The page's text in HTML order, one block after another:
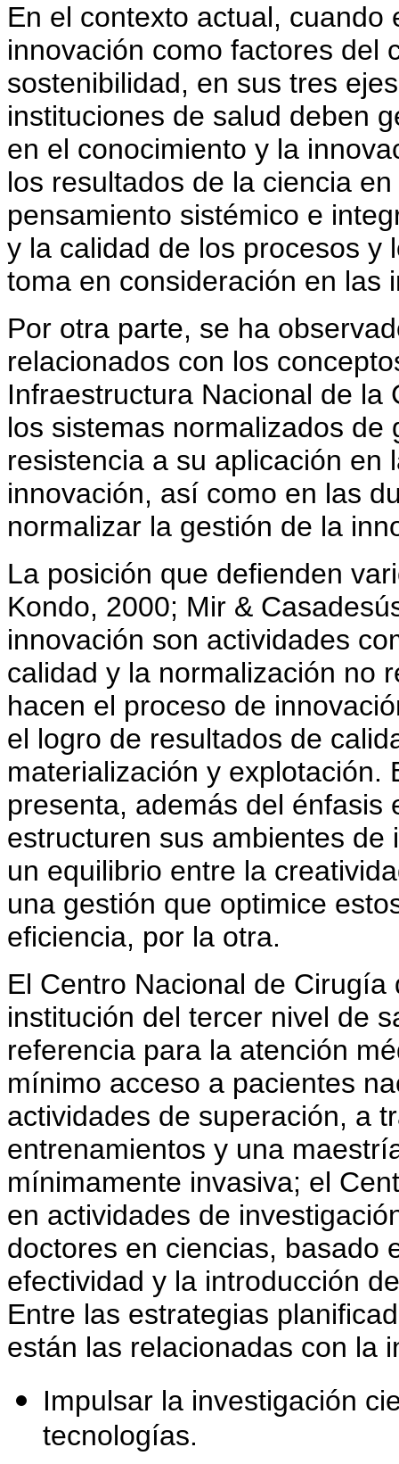
En el contexto actual,
innovación como factores del
sostenibilidad, en sus tres
instituciones de salud deben
en el conocimiento y la
los resultados de la ciencia
pensamiento sistémico e
y la calidad de los procesos y
toma en consideración en las
Por otra parte, se ha
relacionados con los
Infraestructura Nacional de
los sistemas normalizados
resistencia a su aplicación en
innovación, así como en las
normalizar la gestión de la
La posición que defienden
Kondo, 2000; Mir &
innovación son actividades
calidad y la normalización no
hacen el proceso de
el logro de resultados de
materialización y explotación.
presenta, además del énfasis
estructuren sus ambientes
un equilibrio entre la
una gestión que optimice
eficiencia, por la otra.
El Centro Nacional de
institución del tercer nivel de
referencia para la atención
mínimo acceso a pacientes
actividades de superación, a
entrenamientos y una
mínimamente invasiva; el
en actividades de
doctores en ciencias, basado
efectividad y la introducción
Entre las estrategias
están las relacionadas con la
Impulsar la investigación
tecnologías.